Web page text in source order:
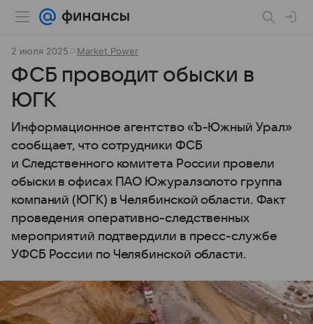
2 июля 2025 Market Power
ФСБ проводит обыски в
ЮГК
Информационное агентство «Ъ-Южный Урал»
сообщает, что сотрудники ФСБ
и Следственного комитета России провели
обыски в офисах ПАО Южуралзолото группа
компаний (ЮГК) в Челябинской области. Факт
проведения оперативно-следственных
мероприятий подтвердили в пресс-службе
УФСБ России по Челябинской области.